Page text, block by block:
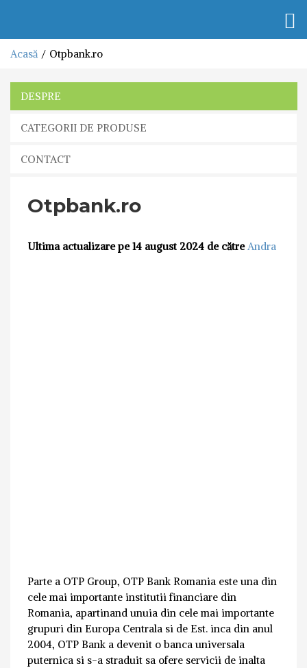
Acasă Otpbank.ro
DESPRE
CATEGORII DE PRODUSE
CONTACT
Otpbank.ro
Ultima actualizare pe 14 august 2024 de către Andra
Parte a OTP Group, OTP Bank Romania este una din
cele mai importante institutii financiare din
Romania, apartinand unuia din cele mai importante
grupuri din Europa Centrala si de Est. inca din anul
2004, OTP Bank a devenit o banca universala
puternica si s-a straduit sa ofere servicii de inalta